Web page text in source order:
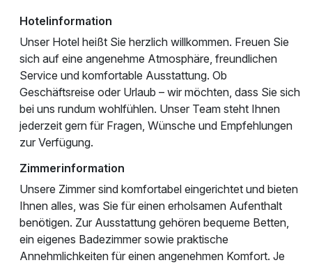
Hotelinformation
Unser Hotel heißt Sie herzlich willkommen. Freuen Sie
sich auf eine angenehme Atmosphäre, freundlichen
Service und komfortable Ausstattung. Ob
Geschäftsreise oder Urlaub – wir möchten, dass Sie sich
bei uns rundum wohlfühlen. Unser Team steht Ihnen
jederzeit gern für Fragen, Wünsche und Empfehlungen
zur Verfügung.
Zimmerinformation
Unsere Zimmer sind komfortabel eingerichtet und bieten
Ihnen alles, was Sie für einen erholsamen Aufenthalt
benötigen. Zur Ausstattung gehören bequeme Betten,
ein eigenes Badezimmer sowie praktische
Annehmlichkeiten für einen angenehmen Komfort. Je